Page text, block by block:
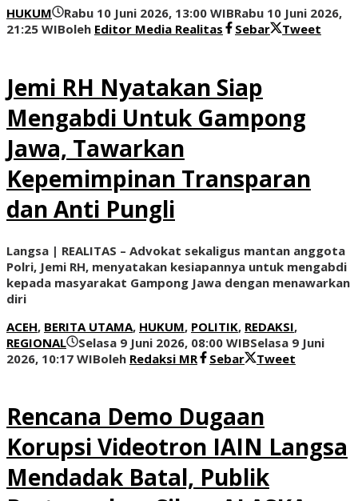
HUKUM
Rabu 10 Juni 2026, 13:00 WIBRabu 10 Juni 2026,
21:25 WIBoleh Editor Media Realitas Sebar Tweet
Jemi RH Nyatakan Siap
Mengabdi Untuk Gampong
Jawa, Tawarkan
Kepemimpinan Transparan
dan Anti Pungli
‎Langsa | REALITAS – Advokat sekaligus mantan anggota
Polri, Jemi RH, menyatakan kesiapannya untuk mengabdi
kepada masyarakat Gampong Jawa dengan menawarkan
diri
ACEH, BERITA UTAMA, HUKUM, POLITIK, REDAKSI,
REGIONAL
Selasa 9 Juni 2026, 08:00 WIBSelasa 9 Juni
2026, 10:17 WIBoleh Redaksi MR Sebar Tweet
Rencana Demo Dugaan
Korupsi Videotron IAIN Langsa
Mendadak Batal, Publik